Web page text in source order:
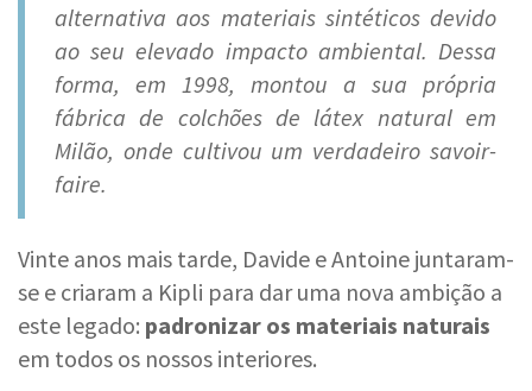
alternativa aos materiais sintéticos devido
ao seu elevado impacto ambiental. Dessa
forma, em 1998, montou a sua própria
fábrica de colchões de látex natural em
Milão, onde cultivou um verdadeiro savoir-
faire.
Vinte anos mais tarde, Davide e Antoine juntaram-
se e criaram a Kipli para dar uma nova ambição a
este legado: padronizar os materiais naturais
em todos os nossos interiores.